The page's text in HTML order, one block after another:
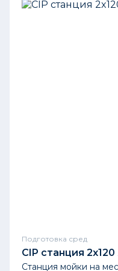
Подготовка сред
CIP станция 2x120
Станция мойки на